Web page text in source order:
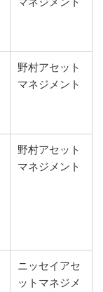
野村アセット
マネジメント
野村アセット
マネジメント
ニッセイアセ
ットマネジメ